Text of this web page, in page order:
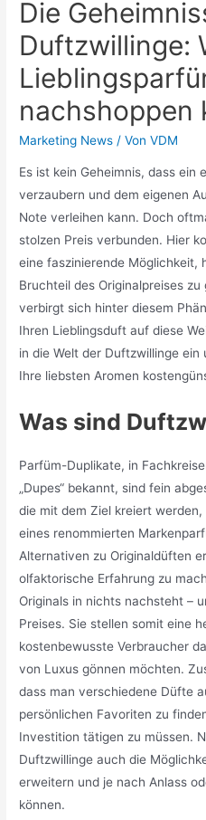
Die
Duftzwillinge:
nachshoppen
Marketing News / VonVDM
Es ist kein Geheimnis, dass ein
verzaubern und dem eigenen
Note verleihen kann. Doch
stolzen Preis verbunden. Hier
eine faszinierende Möglichkeit,
Bruchteil des Originalpreises
verbirgt sich hinter diesem
Ihren Lieblingsduft auf diese
in die Welt der Duftzwillinge
Ihre liebsten Aromen
Was sind
Parfüm-Duplikate, in
„Dupes“ bekannt, sind fein
die mit dem Ziel kreiert
eines renommierten
Alternativen zu Originaldüften
olfaktorische Erfahrung zu
Originals in nichts nachsteht –
Preises. Sie stellen somit eine
kostenbewusste Verbraucher
von Luxus gönnen möchten.
dass man verschiedene Düfte
persönlichen Favoriten zu
Investition tätigen zu müssen.
Duftzwillinge auch die
erweitern und je nach Anlass
können.